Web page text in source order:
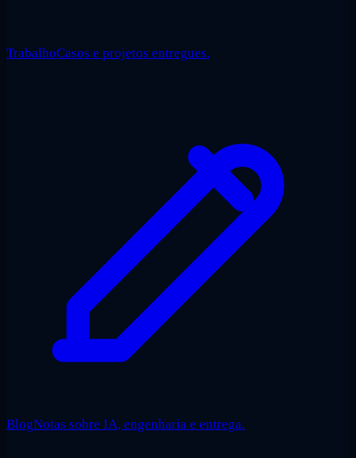
TrabalhoCasos e projetos entregues.
BlogNotas sobre IA, engenharia e entrega.